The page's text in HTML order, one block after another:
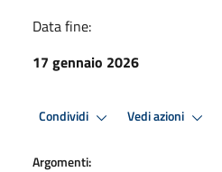
Data fine:
17 gennaio 2026
Condividi Vedi azioni
Argomenti: